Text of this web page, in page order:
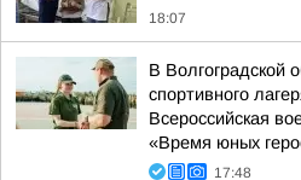
18:07
В Волгоградской
спортивного
Всероссийская
«Время юных
17:48